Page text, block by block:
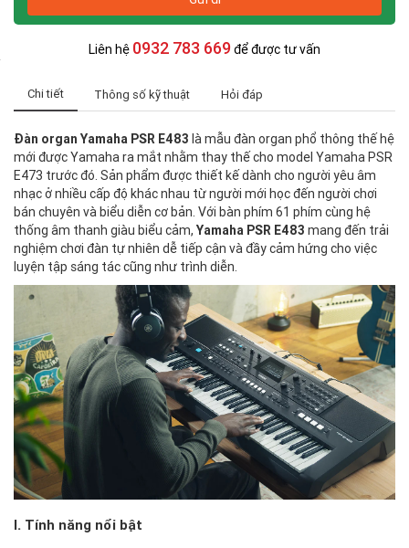
Liên hệ 0932 783 669để được tư vấn
Chi tiết Thông số kỹ thuật Hỏi đáp
Đàn organ Yamaha PSR E483 là mẫu đàn organ phổ thông thế hệ
mới được Yamaha ra mắt nhằm thay thế cho model Yamaha PSR
E473 trước đó. Sản phẩm được thiết kế dành cho người yêu âm
nhạc ở nhiều cấp độ khác nhau từ người mới học đến người chơi
bán chuyên và biểu diễn cơ bản. Với bàn phím 61 phím cùng hệ
thống âm thanh giàu biểu cảm, Yamaha PSR E483 mang đến trải
nghiệm chơi đàn tự nhiên dễ tiếp cận và đầy cảm hứng cho việc
luyện tập sáng tác cũng như trình diễn.
I. Tính năng nổi bật